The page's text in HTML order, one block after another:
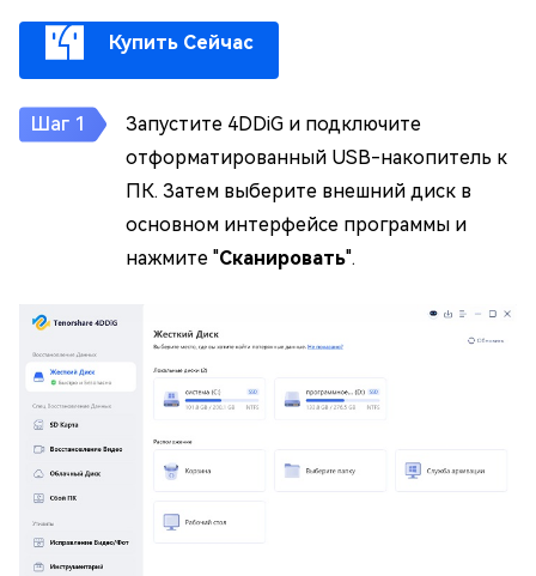
Купить Сейчас
Запустите 4DDiG и подключите
отформатированный USB-накопитель к
ПК. Затем выберите внешний диск в
основном интерфейсе программы и
нажмите "Сканировать".